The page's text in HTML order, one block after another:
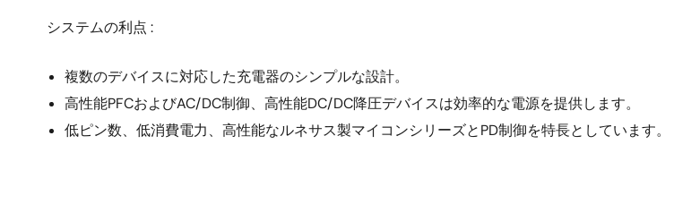
システムの利点 :
複数のデバイスに対応した充電器のシンプルな設計。
高性能PFCおよびAC/DC制御、高性能DC/DC降圧デバイスは効率的な電源を提供します。
低ピン数、低消費電力、高性能なルネサス製マイコンシリーズとPD制御を特長としています。